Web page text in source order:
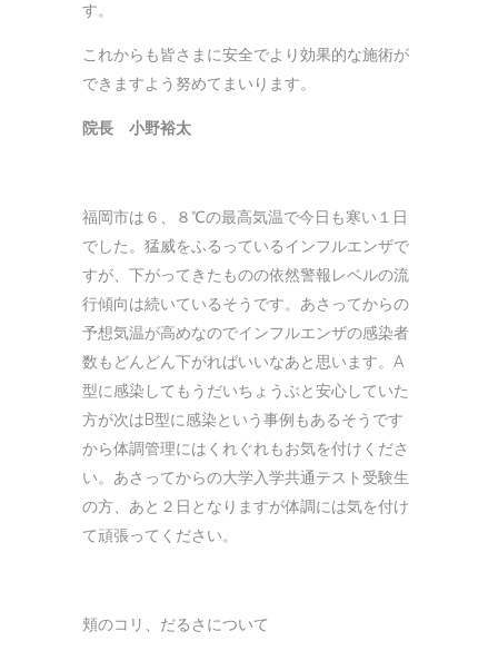
す。
これからも皆さまに安全でより効果的な施術が
できますよう努めてまいります。
院長 小野裕太
福岡市は６、８℃の最高気温で今日も寒い１日
でした。猛威をふるっているインフルエンザで
すが、下がってきたものの依然警報レベルの流
行傾向は続いているそうです。あさってからの
予想気温が高めなのでインフルエンザの感染者
数もどんどん下がればいいなあと思います。A
型に感染してもうだいちょうぶと安心していた
方が次はB型に感染という事例もあるそうです
から体調管理にはくれぐれもお気を付けくださ
い。あさってからの大学入学共通テスト受験生
の方、あと２日となりますが体調には気を付け
て頑張ってください。
頬のコリ、だるさについて